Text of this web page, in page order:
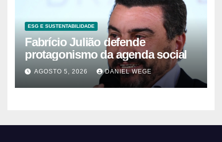
ESG E SUSTENTABILIDADE
Fabrício Julião defende
protagonismo da agenda social
AGOSTO 5, 2026 DANIEL WEGE